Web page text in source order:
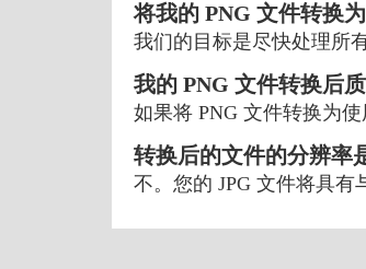
将我的 PNG 文件转换
我们的目标是尽快处理所
我的 PNG 文件转换后
如果将 PNG 文件转换为
转换后的文件的分辨率
不。您的 JPG 文件将具有